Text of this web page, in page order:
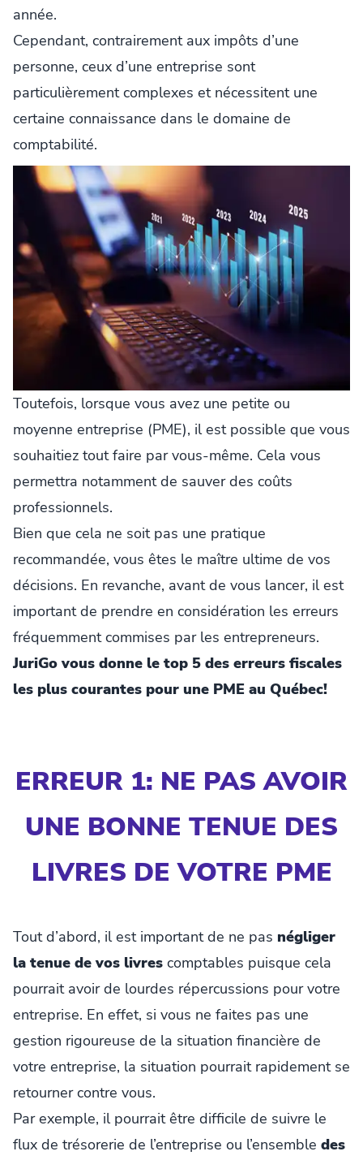
année.
Cependant, contrairement aux impôts d’une
personne, ceux d’une entreprise sont
particulièrement complexes et nécessitent une
certaine connaissance dans le domaine de
comptabilité.
Toutefois, lorsque vous avez une petite ou
moyenne entreprise (PME), il est possible que vous
souhaitiez tout faire par vous-même. Cela vous
permettra notamment de sauver des coûts
professionnels.
Bien que cela ne soit pas une pratique
recommandée, vous êtes le maître ultime de vos
décisions. En revanche, avant de vous lancer, il est
important de prendre en considération les erreurs
fréquemment commises par les entrepreneurs.
JuriGo vous donne le top 5 des erreurs fiscales
les plus courantes pour une PME au Québec!
ERREUR 1: NE PAS AVOIR
UNE BONNE TENUE DES
LIVRES DE VOTRE PME
Tout d’abord, il est important de ne pas négliger
la tenue de vos livres comptables puisque cela
pourrait avoir de lourdes répercussions pour votre
entreprise. En effet, si vous ne faites pas une
gestion rigoureuse de la situation financière de
votre entreprise, la situation pourrait rapidement se
retourner contre vous.
Par exemple, il pourrait être difficile de suivre le
flux de trésorerie de l’entreprise ou l’ensemble des